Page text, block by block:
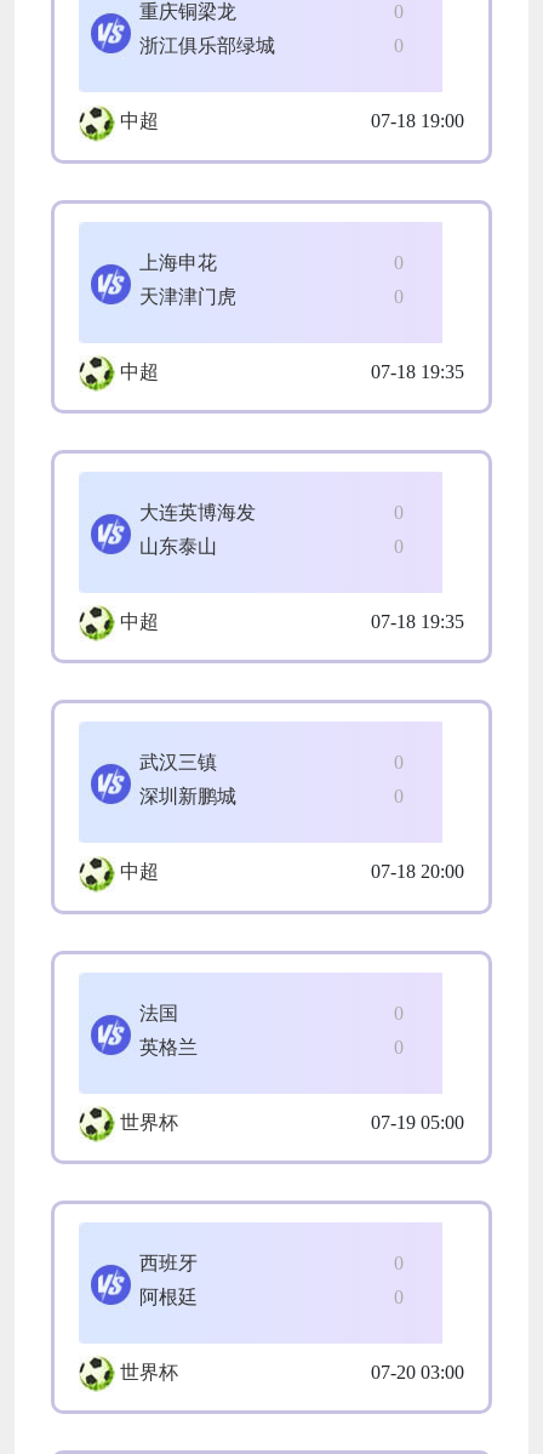
0
重庆铜梁龙
0
浙江俱乐部绿城
中超 07-18 19:00
0
上海申花
0
天津津门虎
中超 07-18 19:35
0
大连英博海发
0
山东泰山
中超 07-18 19:35
0
武汉三镇
0
深圳新鹏城
中超 07-18 20:00
0
法国
0
英格兰
世界杯 07-19 05:00
0
西班牙
0
阿根廷
世界杯 07-20 03:00